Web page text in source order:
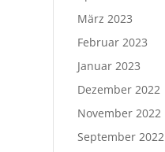
März 2023
Februar 2023
Januar 2023
Dezember 2022
November 2022
September 2022